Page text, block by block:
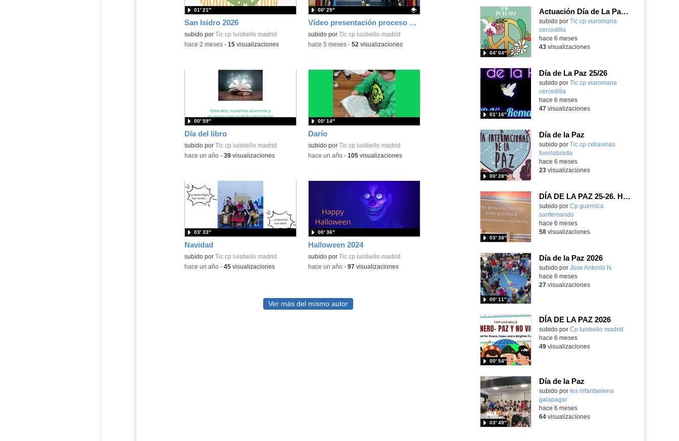
San Isidro 2026
subido por Tic cp luisbello madrid
01′ 21″
-hace 2 meses- 15visualizaciones
Vídeo presentación proceso de admisión 2026-2027
Contenido educativo.
subido por Tic cp luisbello madrid
00′ 29″
-hace 5 meses- 52 visualizaciones
Día del libro
subido por Tic cp luisbello madrid
00′ 59″
-hace un año- 39visualizaciones
Darío
subido por Tic cp luisbello madrid
00′ 14″
-hace un año- 105visualizaciones
Navidad
subido por Tic cp luisbello madrid
03′ 33″
-hace un año- 45visualizaciones
Halloween 2024
subido por Tic cp luisbello madrid
00′ 36″
-hace un año- 97 visualizaciones
Ver más del mismo autor
Actuación Día de La Paz 25-26
subido por Tic cp viaromana
cercedilla
04′ 04″
hace 6 meses
43visualizaciones
Día de La Paz 25/26
subido por Tic cp viaromana
cercedilla
01′ 16″
hace 6 meses
47visualizaciones
Día de la Paz
Contenido educativo.
subido por Tic cp celiavinas
fuenlabrada
00′ 28″
hace 6 meses
23visualizaciones
DÍA DE LA PAZ 25-26. HERMANAMIENTOS. CEIP GUERNICA
Contenido educativo.
subido por Cp guernica
sanfernando
03′ 38″
-
hace 6 meses
58visualizaciones
Día de la Paz 2026
subido por Jose Antonio N.
00′ 11″
hace 6 meses
27visualizaciones
DÍA DE LA PAZ 2026
Contenido educativo.
subido por Cp luisbello madrid
00′ 54″
hace 6 meses
49visualizaciones
Día de la Paz
subido por Ies infantaelena
galapagar
03′ 49″
-
hace 6 meses
64visualizaciones